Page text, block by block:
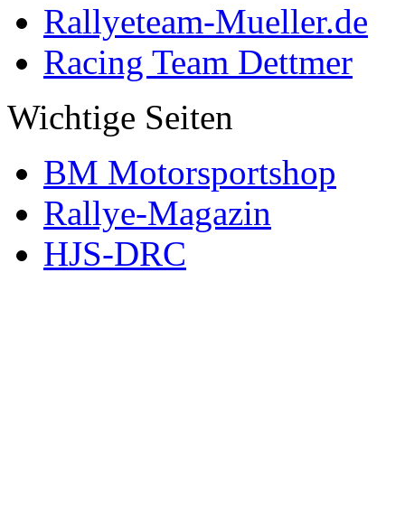
Rallyeteam-Mueller.de
Racing Team Dettmer
Wichtige Seiten
BM Motorsportshop
Rallye-Magazin
HJS-DRC